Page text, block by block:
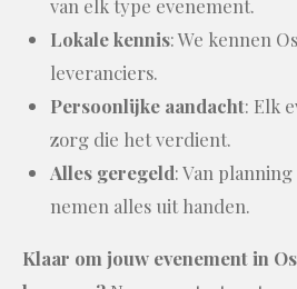
van elk type evenement.
Lokale kennis: We kennen
leveranciers.
Persoonlijke aandacht: Elk
zorg die het verdient.
Alles geregeld: Van
nemen alles uit handen.
Klaar om jouw evenement in